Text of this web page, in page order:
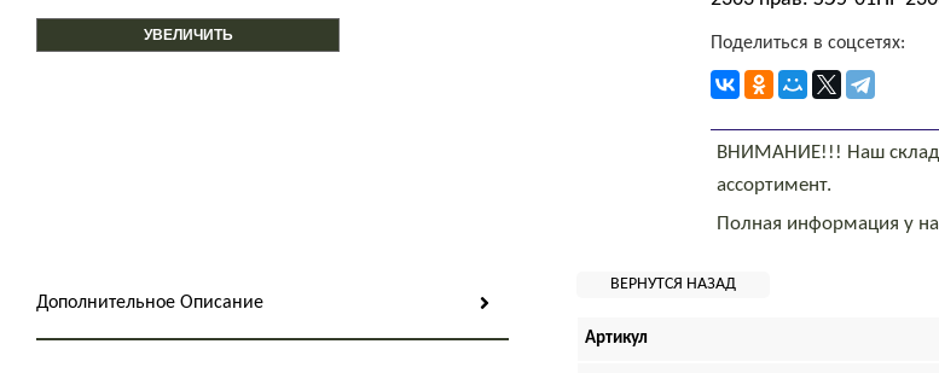
УВЕЛИЧИТЬ Поделиться в соцсетях:
ВНИМАНИЕ!!! Наш склад
ассортимент.
Полная информация у
Дополнительное Описание
Артикул